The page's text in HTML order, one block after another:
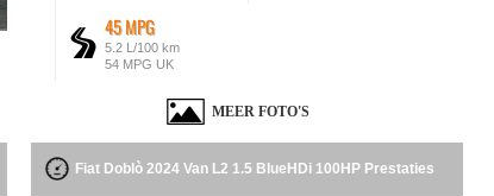
45 MPG
5.2 L/100 km
54 MPG UK
MEER FOTO'S
Fiat Doblò 2024 Van L2 1.5 BlueHDi 100HP Prestaties